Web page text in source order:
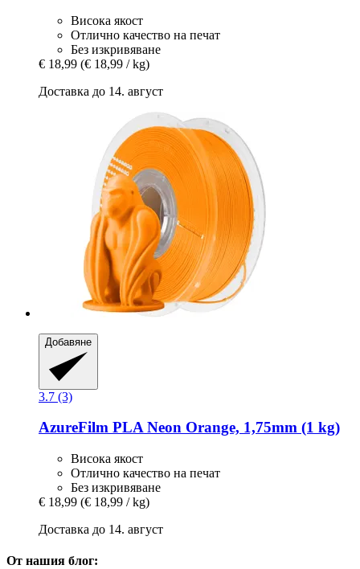
Висока якост
Отлично качество на печат
Без изкривяване
€ 18,99 (€ 18,99 / kg)
Доставка до 14. август
Добавяне
3.7 (3)
AzureFilm PLA Neon Orange, 1,75mm (1 kg)
Висока якост
Отлично качество на печат
Без изкривяване
€ 18,99 (€ 18,99 / kg)
Доставка до 14. август
От нашия блог: